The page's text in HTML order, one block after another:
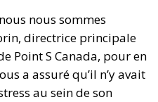
nous sommes
directrice principale
Point S Canada, pour en
a assuré qu’il n’y avait
au sein de son